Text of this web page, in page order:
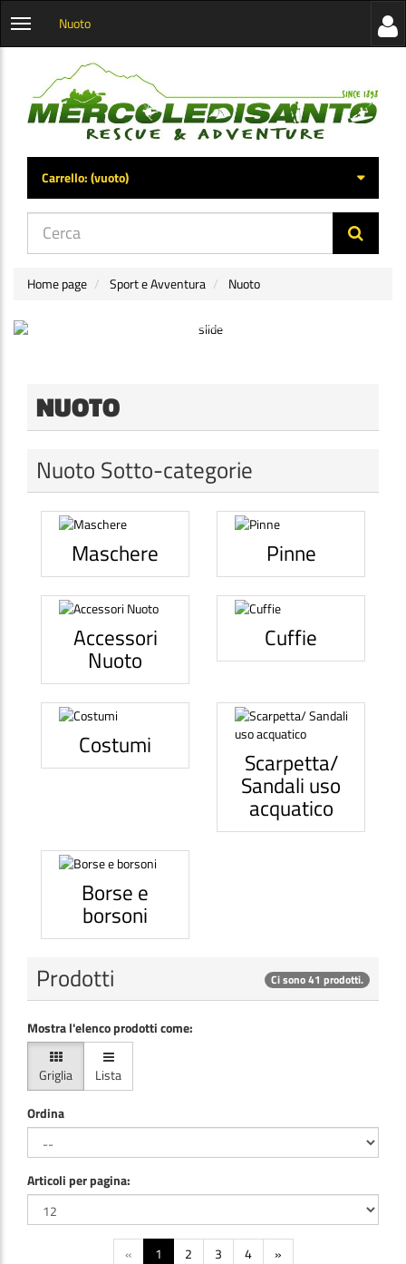
Apri
categorie
Nuoto
di
Carrello:(vuoto)
Home page Sport e Avventura Nuoto
NUOTO
Nuoto Sotto-categorie
Maschere Pinne
Accessori
Nuoto
Cuffie
Costumi
Scarpetta/
Sandali uso
acquatico
Borse e
borsoni
Prodotti Ci sono 41 prodotti.
Mostra l'elenco prodotti come:
Griglia
Lista
Ordina
Articoli per pagina:
« 1 2 3 4 »